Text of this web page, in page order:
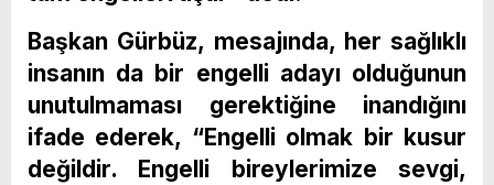
Başkan Gürbüz, mesajında, her sağlıklı
insanın da bir engelli adayı olduğunun
unutulmaması gerektiğine inandığını
ifade ederek, “Engelli olmak bir kusur
değildir. Engelli bireylerimize sevgi,